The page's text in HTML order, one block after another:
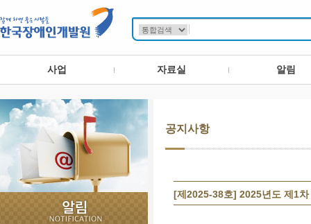
사업 자료실 알림
공지사항
[제2025-38호] 2025년도 제1차